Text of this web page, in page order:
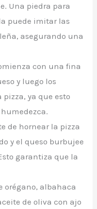
Una piedra para
puede imitar las
asegurando una
con una fina
y luego los
ya que esto
de hornear la pizza
y el queso burbujee
garantiza que la
orégano, albahaca
de oliva con ajo